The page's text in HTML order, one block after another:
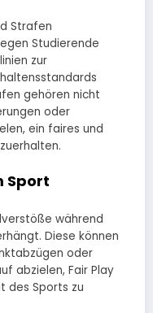
Strafen
Studierende
zur
gehören nicht
oder
ein faires und
Sport
während
Diese können
oder
abzielen, Fair Play
des Sports zu